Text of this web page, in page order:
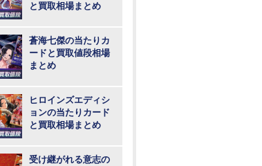
と買取相場まとめ
蒼海七傑の当たりカ
ードと買取値段相場
まとめ
ヒロインズエディシ
ョンの当たりカード
と買取相場まとめ
受け継がれる意志の